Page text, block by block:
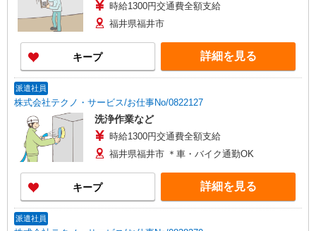
時給1300円交通費全額支給
福井県福井市
キープ 詳細を見る
派遣社員
株式会社テクノ・サービス/お仕事No/0822127
洗浄作業など
時給1300円交通費全額支給
福井県福井市 ＊車・バイク通勤OK
キープ 詳細を見る
派遣社員